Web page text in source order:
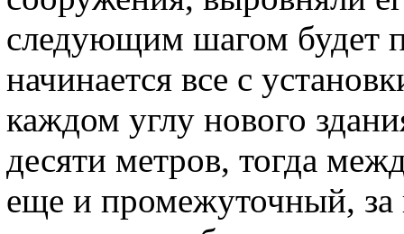
следующим шагом будет
начинается все с
каждом углу нового
десяти метров, тогда
еще и промежуточный, за